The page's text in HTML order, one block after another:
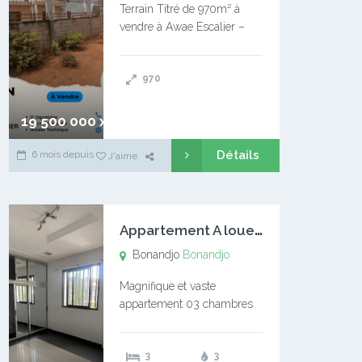
19 500 000 xaf
Terrain Titré de 970m² à
vendre à Awae Escalier –
l’Université Catholique –
970
6 mois depuis J'aime Détails
A
ppartement A louer Bonandjo
Bonandjo Bonandjo
Magnifique et vaste
appartement 03 chambres
douches 01 vaste salon 01
3
3